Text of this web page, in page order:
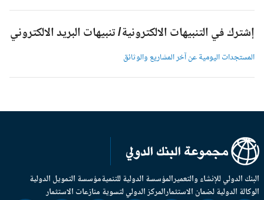
إشترك في التنبيهات الالكترونية/ تنبيهات البريد الالكتروني
المستجدات اليومية عن آخر المشاريع والوثائق
الدولي للإنشاء والتعميرالمؤسسة الدولية للتنميةمؤسسة التمويل الدولية
الدولية لضمان الاستثمارالمركز الدولي لتسوية منازعات الاستثمار